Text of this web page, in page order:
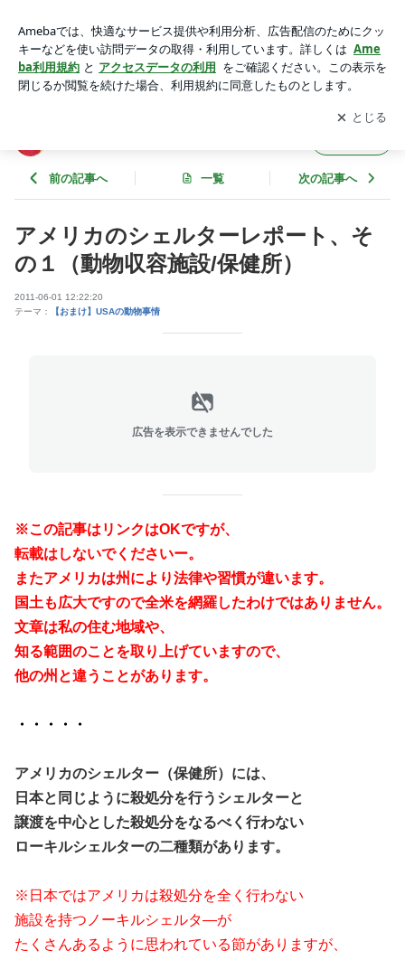
所） | 被災地動物情報のブログ
アプリをダウンロードして ブログの更新通知
を受け取りまし
ょう。
開く
前の記事へ 一覧 次の記事へ
アメリカのシェルターレポート、そ
の１（動物収容施設/保健所）
2011-06-01 12:22:20
テーマ：
【おまけ】USAの動物事情
広告を表示できませんでした
※この記事はリンクはOKですが、
転載はしないでくださいー。
またアメリカは州により法律や習慣が違います。
国土も広大ですので全米を網羅したわけではありません。
文章は私の住む地域や、
知る範囲のことを取り上げていますので、
他の州と違うことがあります。
・・・・・
アメリカのシェルター（保健所）には、
日本と同じように殺処分を行うシェルターと
譲渡を中心とした殺処分をなるべく行わない
ローキルシェルターの二種類があります。
※日本ではアメリカは殺処分を全く行わない
施設を持つノーキルシェルタ―が
たくさんあるように思われている節がありますが、